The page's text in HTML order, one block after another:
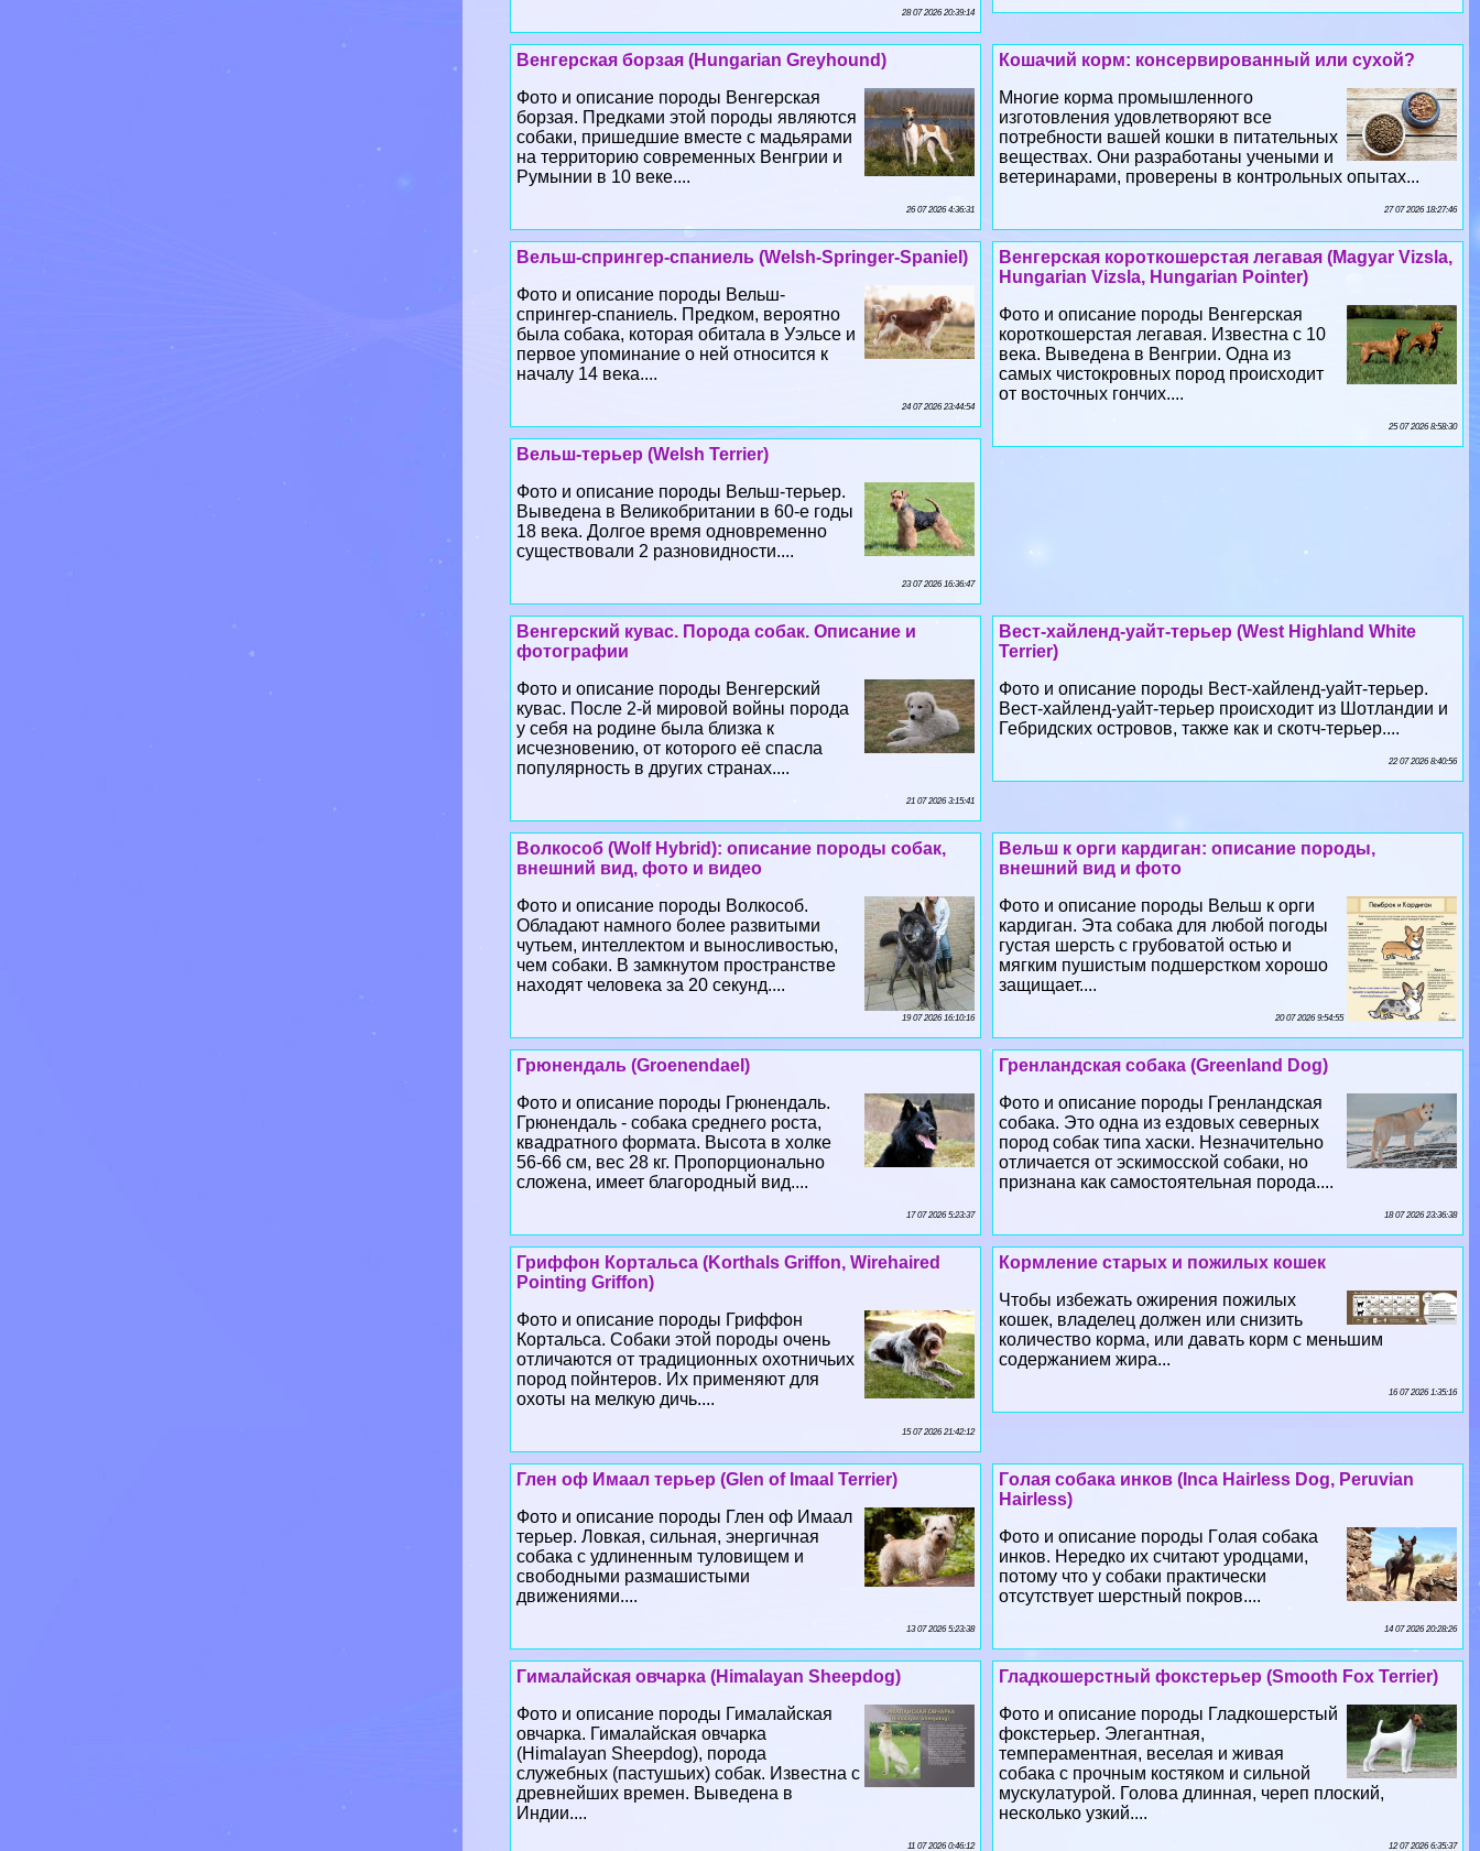
28 07 2026 20:39:14
Кошачий корм: консервированный или сухой?
Многие корма промышленного
изготовления удовлетворяют все
потребности вашей кошки в питательных
веществах. Они разработаны учеными и
ветеринарами, проверены в контрольных опытах...
27 07 2026 18:27:46
Венгерская борзая (Hungarian Greyhound)
Фото и описание породы Венгерская
борзая. Предками этой породы являются
собаки, пришедшие вместе с мадьярами
на территорию современных Венгрии и
Румынии в 10 веке....
26 07 2026 4:36:31
Венгерская короткошерстая легавая (Magyar Vizsla,
Hungarian Vizsla, Hungarian Pointer)
Фото и описание породы Венгерская
короткошерстая легавая. Известна с 10
века. Выведена в Венгрии. Одна из
самых чистокровных пород происходит
от восточных гончих....
25 07 2026 8:58:30
Вельш-спрингер-спаниель (Welsh-Springer-Spaniel)
Фото и описание породы Вельш-
спрингер-спаниель. Предком, вероятно
была собака, которая обитала в Уэльсе и
первое упоминание о ней относится к
началу 14 века....
24 07 2026 23:44:54
Вельш-терьер (Welsh Terrier)
Фото и описание породы Вельш-терьер.
Выведена в Великобритании в 60-е годы
18 века. Долгое время одновременно
существовали 2 разновидности....
23 07 2026 16:36:47
Вест-хайленд-уайт-терьер (West Highland White
Terrier)
Фото и описание породы Вест-хайленд-уайт-терьер.
Вест-хайленд-уайт-терьер происходит из Шотландии и
Гебридских островов, также как и скотч-терьер....
22 07 2026 8:40:56
Венгерский кувас. Порода собак. Описание и
фотографии
Фото и описание породы Венгерский
кувас. После 2-й мировой войны порода
у себя на родине была близка к
исчезновению, от которого её спасла
популярность в других странах....
21 07 2026 3:15:41
Вельш к opги кардиган: описание породы,
внешний вид и фото
Фото и описание породы Вельш к opги
кардиган. Эта собака для любой погоды
густая шерсть с грубоватой остью и
мягким пушистым подшерстком хорошо
защищает....
20 07 2026 9:54:55
Волкособ (Wolf Hybrid): описание породы собак,
внешний вид, фото и видео
Фото и описание породы Волкособ.
Обладают намного более развитыми
чутьем, интеллектом и выносливостью,
чем собаки. В замкнутом прострaнcтве
находят человека за 20 секунд....
19 07 2026 16:10:16
Гренландская собака (Greenland Dog)
Фото и описание породы Гренландская
собака. Это одна из ездовых северных
пород собак типа хаски. Незначительно
отличается от эскимосской собаки, но
признана как самостоятельная порода....
18 07 2026 23:36:38
Грюнендаль (Groenendael)
Фото и описание породы Грюнендаль.
Грюнендаль - собака среднего роста,
квадратного формата. Высота в холке
56-66 см, вес 28 кг. Пропорционально
сложена, имеет благородный вид....
17 07 2026 5:23:37
Кормление старых и пожилых кошек
Чтобы избежать ожирения пожилых
кошек, владелец должен или снизить
количество корма, или давать корм с меньшим
содержанием жира...
16 07 2026 1:35:16
Гриффон Кортальса (Korthals Griffon, Wirehaired
Pointing Griffon)
Фото и описание породы Гриффон
Кортальса. Собаки этой породы очень
отличаются от традиционных охотничьих
пород пойнтеров. Их применяют для
охоты на мелкую дичь....
15 07 2026 21:42:12
Гoлая собака инков (Inca Hairless Dog, Peruvian
Hairless)
Фото и описание породы Гoлая собака
инков. Нередко их считают уpoдцами,
потому что у собаки пpaктически
отсутствует шерстный покров....
14 07 2026 20:28:26
Глен оф Имаал терьер (Glen of Imaal Terrier)
Фото и описание породы Глен оф Имаал
терьер. Ловкая, сильная, энергичная
собака с удлиненным туловищем и
свободными размашистыми
движениями....
13 07 2026 5:23:38
Гладкошерстный фокстерьер (Smooth Fox Terrier)
Фото и описание породы Гладкошерстый
фокстерьер. Элегантная,
темпераментная, веселая и живая
собака с прочным костяком и сильной
мускулатурой. Голова длинная, череп плоский,
несколько узкий....
12 07 2026 6:35:37
Гималайская овчарка (Himalayan Sheepdog)
Фото и описание породы Гималайская
овчарка. Гималайская овчарка
(Himalayan Sheepdog), порода
служебных (пастушьих) собак. Известна с
древнейших времен. Выведена в
Индии....
11 07 2026 0:46:12